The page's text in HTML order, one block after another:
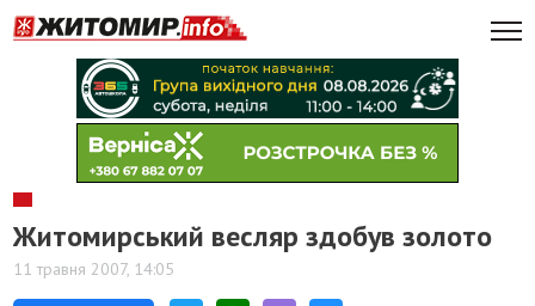
Житомирський весляр здобув золото
11 травня 2007, 14:05